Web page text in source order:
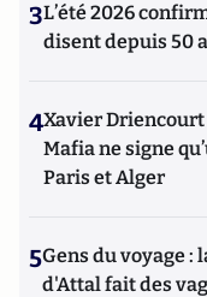
3L’été 2026
disent depuis 50
4Xavier Driencourt
Mafia ne signe
Paris et Alger
5Gens du voyage
d'Attal fait des